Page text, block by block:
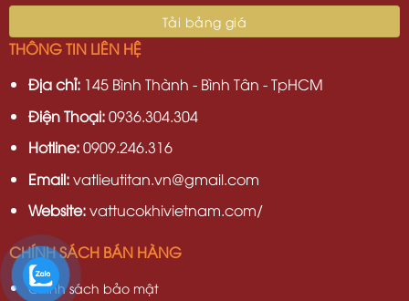
THÔNG TIN LIÊN HỆ
Địa chỉ:145 Bình Thành - Bình Tân - TpHCM
Điện Thoại:0936.304.304
Hotline:0909.246.316
Email:vatlieutitan.vn@gmail.com
Website:vattucokhivietnam.com/
CHÍNH SÁCH BÁN HÀNG
Chính sách bảo mật